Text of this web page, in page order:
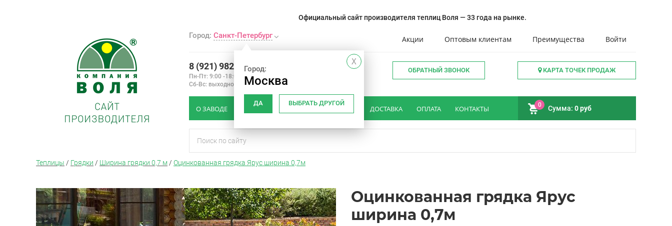
Официальный сайт производителя теплиц Воля — 33 года на рынке.
Город: Санкт-Петербург
X
Город:
Москва
ДА ВЫБРАТЬ ДРУГОЙ
Акции Оптовым клиентам Преимущества Войти
8 (921) 982 34 15
Пн-Пт: 9:00 -18:00
Сб-Вс: выходной
КАРТА ТОЧЕК ПРОДАЖ
ОБРАТНЫЙ ЗВОНОК
О ЗАВОДЕ КАК ВЫБРАТЬ ТЕПЛИЦУ ДОСТАВКА ОПЛАТА КОНТАКТЫ 0 Сумма: 0 руб
Теплицы / Грядки / Ширина грядки 0,7 м / Оцинкованная грядка Ярус ширина 0,7м
Оцинкованная грядка Ярус
ширина 0,7м